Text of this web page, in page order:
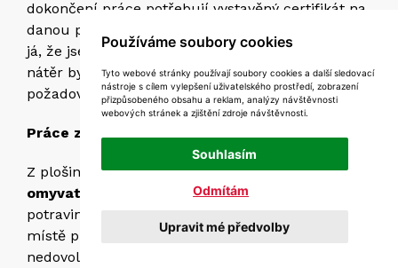
Používáme soubory cookies
Tyto webové stránky používají soubory cookies a další sledovací
nástroje s cílem vylepšení uživatelského prostředí, zobrazení
přizpůsobeného obsahu a reklam, analýzy návštěvnosti
webových stránek a zjištění zdroje návštěvnosti.
Souhlasím
Odmítám
Upravit mé předvolby
dokončení práce potřebují vystavěný certifikát na
danou práci a prohlášení od zhotovitele-což jsem
já, že jsem na danou práci proškolený. Každý
nátěr by měl mít svojí tloušťku, měl by mít svoje
požadované mikrony.
Práce z pojízdné plošiny
Z plošiny
realizujeme protiplísňové i
omyvatelné nátěry
, které mají velké využití v
potravinářském průmyslu. Záleží na přístupu a
místě pro naší plošinu, pokud nám podmínky
nedovolí práci na plošině, umíme si poradit,